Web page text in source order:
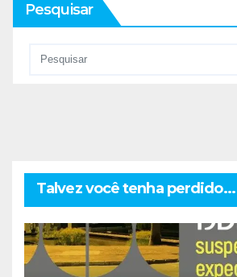
Pesquisar
Talvez você tenha perdido...